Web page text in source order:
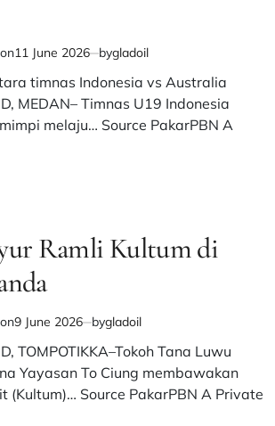
11 June 2026 bygladoil
timnas Indonesia vs Australia
MEDAN– Timnas U19 Indonesia
melaju… Source PakarPBN A
Ramli Kultum di
9 June 2026 bygladoil
TOMPOTIKKA–Tokoh Tana Luwu
Yayasan To Ciung membawakan
(Kultum)… Source PakarPBN A Private